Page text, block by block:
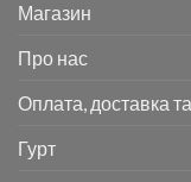
Магазин
Про нас
Оплата, доставка
Гурт